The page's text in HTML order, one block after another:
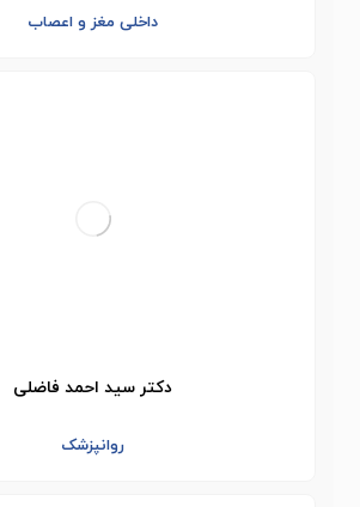
داخلی مغز و اعصاب
دکتر سید احمد فاضلی
روانپزشک